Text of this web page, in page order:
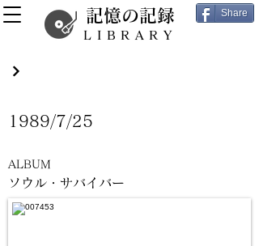
記憶の記録
LIBRARY
Share
ソウル・サバイバー
1989/7/25
ALBUM